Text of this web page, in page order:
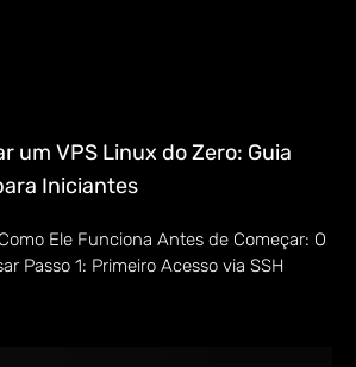
um VPS Linux do Zero: Guia
Iniciantes
Ele Funciona Antes de Começar: O
Passo 1: Primeiro Acesso via SSH